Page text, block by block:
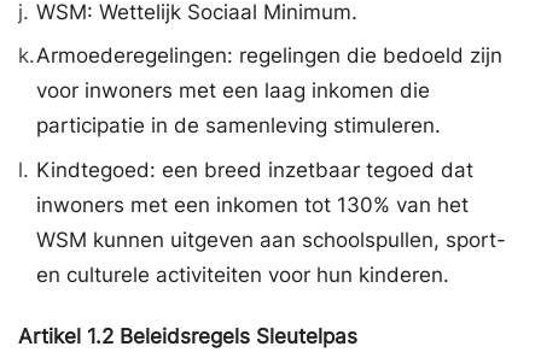
j. WSM: Wettelijk Sociaal Minimum.
k.Armoederegelingen: regelingen die bedoeld zijn
voor inwoners met een laag inkomen die
participatie in de samenleving stimuleren.
l. Kindtegoed: een breed inzetbaar tegoed dat
inwoners met een inkomen tot 130% van het
WSM kunnen uitgeven aan schoolspullen, sport-
en culturele activiteiten voor hun kinderen.
Artikel 1.2 Beleidsregels Sleutelpas